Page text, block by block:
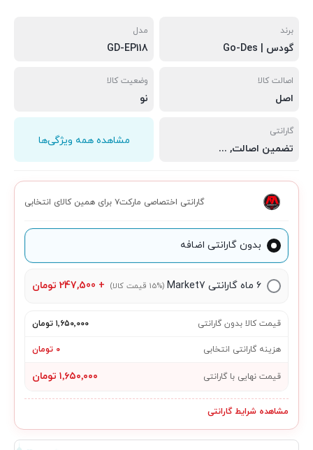
برند
گودس | Go-Des
مدل
GD-EP118
اصالت کالا
اصل
وضعیت کالا
نو
گارانتی
تضمین اصالت ,
سلامت فیزیکی
مشاهده همه ویژگی‌ها
گارانتی اختصاصی مارکت۷ برای همین کالای انتخابی
بدون گارانتی اضافه
۶ ماه گارانتی Market7 (15% قیمت کالا) +
247,500 تومان
قیمت کالا بدون گارانتی ۱٬۶۵۰٬۰۰۰ تومان
هزینه گارانتی انتخابی ۰ تومان
قیمت نهایی با گارانتی ۱٬۶۵۰٬۰۰۰ تومان
مشاهده شرایط گارانتی